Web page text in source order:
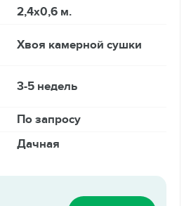
2,4х0,6 м.
Хвоя камерной сушки
3-5 недель
По запросу
Дачная